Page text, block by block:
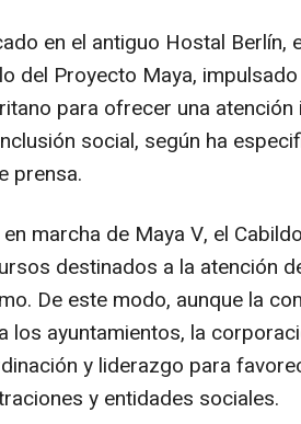
en el antiguo Hostal Berlín,
del Proyecto Maya,
para ofrecer una
social, según ha
prensa.
marcha de Maya V, el
destinados a la atención
De este modo, aunque la
los ayuntamientos, la
y liderazgo para
y entidades sociales.